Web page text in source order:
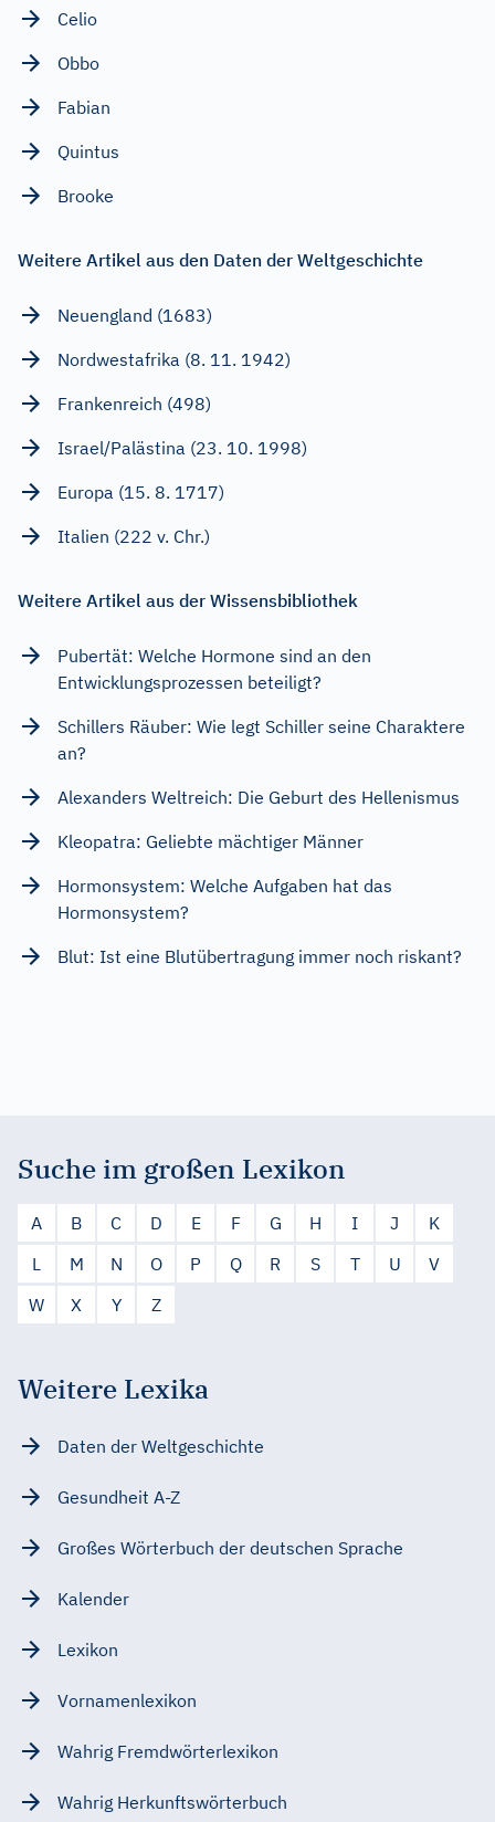
Celio
Obbo
Fabian
Quintus
Brooke
Weitere Artikel aus den Daten der Weltgeschichte
Neuengland (1683)
Nordwestafrika (8. 11. 1942)
Frankenreich (498)
Israel/Palästina (23. 10. 1998)
Europa (15. 8. 1717)
Italien (222 v. Chr.)
Weitere Artikel aus der Wissensbibliothek
Pubertät: Welche Hormone sind an den
Entwicklungsprozessen beteiligt?
Schillers Räuber: Wie legt Schiller seine Charaktere
an?
Alexanders Weltreich: Die Geburt des Hellenismus
Kleopatra: Geliebte mächtiger Männer
Hormonsystem: Welche Aufgaben hat das
Hormonsystem?
Blut: Ist eine Blutübertragung immer noch riskant?
Suche im großen Lexikon
A B C D E F G H I J
K
L
M N O P Q R S T U
V
W
X Y Z
Weitere Lexika
Daten der Weltgeschichte
Gesundheit A-Z
Großes Wörterbuch der deutschen Sprache
Kalender
Lexikon
Vornamenlexikon
Wahrig Fremdwörterlexikon
Wahrig Herkunftswörterbuch